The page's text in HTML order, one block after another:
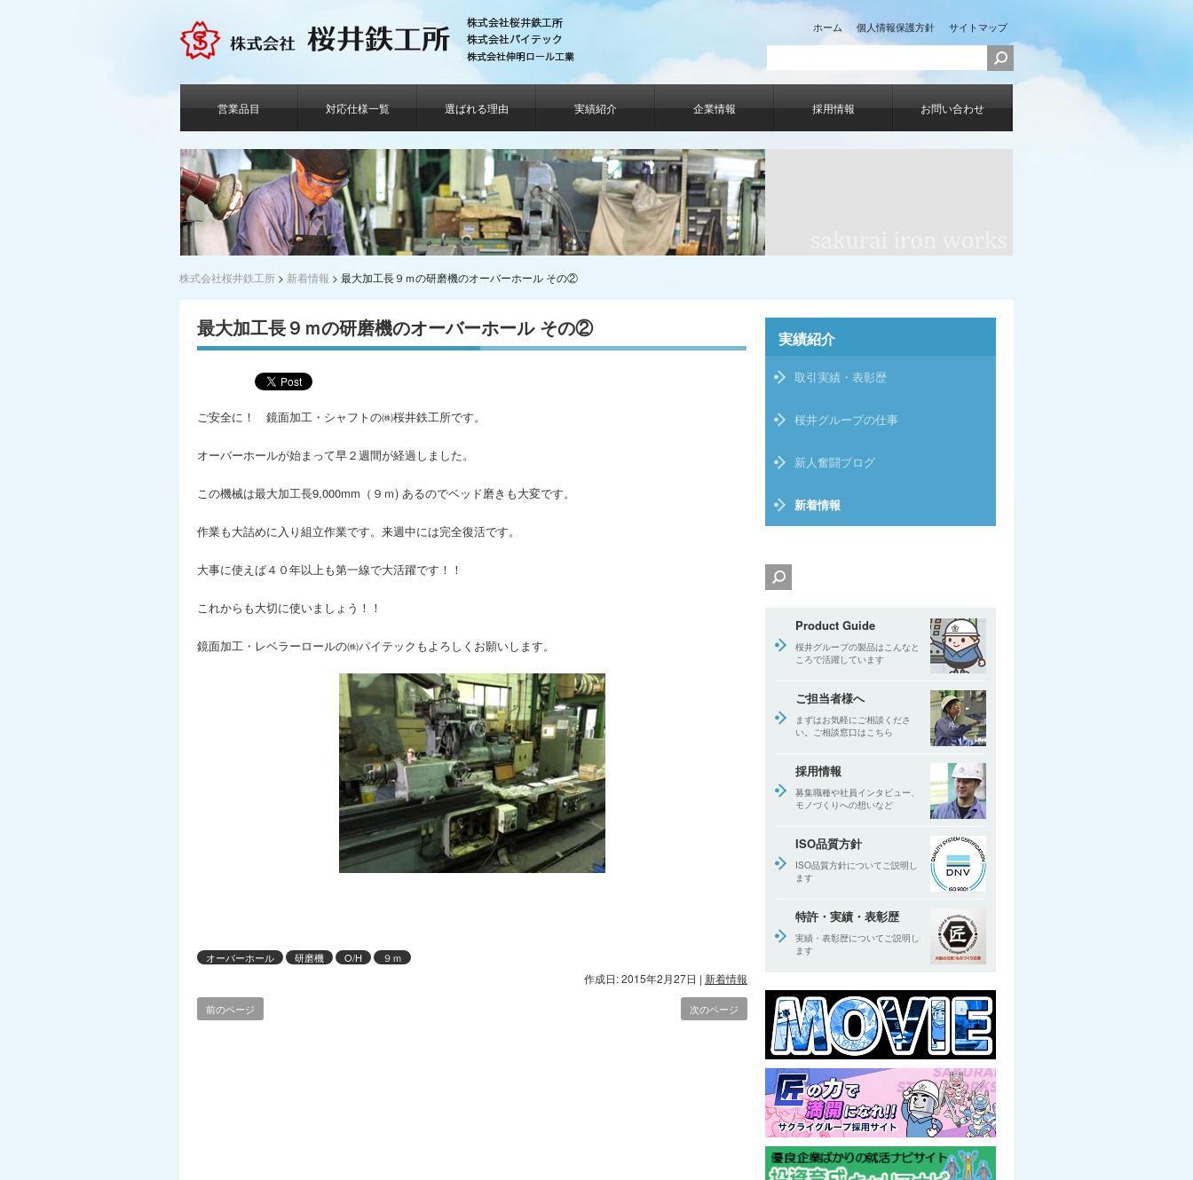
ホーム 個人情報保護方針 サイトマップ
営業品目 対応仕様一覧 選ばれる理由 実績紹介 企業情報 採用情報 お問い合わせ
株式会社桜井鉄工所 > 新着情報 > 最大加工長９ｍの研磨機のオーバーホール その②
最大加工長９ｍの研磨機のオーバーホール その②
ご安全に！ 鏡面加工・シャフトの㈱桜井鉄工所です。
オーバーホールが始まって早２週間が経過しました。
この機械は最大加工長9,000mm（９ｍ) あるのでベッド磨きも大変です。
作業も大詰めに入り組立作業です。来週中には完全復活です。
大事に使えば４０年以上も第一線で大活躍です！！
これからも大切に使いましょう！！
鏡面加工・レベラーロールの㈱パイテックもよろしくお願いします。
オーバーホール 研磨機 O/H ９ｍ
作成日: 2015年2月27日 | 新着情報
前のページ 次のページ
実績紹介
取引実績・表彰歴
桜井グループの仕事
新人奮闘ブログ
新着情報
Product Guide
桜井グループの製品はこんなと
ころで活躍しています
ご担当者様へ
まずはお気軽にご相談くださ
い。ご相談窓口はこちら
採用情報
募集職種や社員インタビュー、
モノづくりへの想いなど
ISO品質方針
ISO品質方針についてご説明し
ます
特許・実績・表彰歴
実績・表彰歴についてご説明し
ます